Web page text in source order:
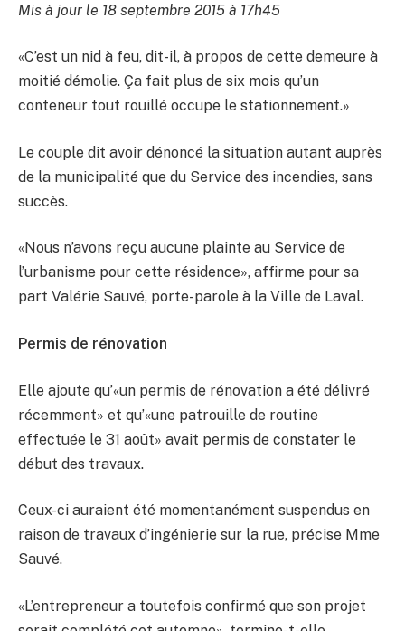
Mis à jour le 18 septembre 2015 à 17h45
«C’est un nid à feu, dit-il, à propos de cette demeure à
moitié démolie. Ça fait plus de six mois qu’un
conteneur tout rouillé occupe le stationnement.»
Le couple dit avoir dénoncé la situation autant auprès
de la municipalité que du Service des incendies, sans
succès.
«Nous n’avons reçu aucune plainte au Service de
l’urbanisme pour cette résidence», affirme pour sa
part Valérie Sauvé, porte-parole à la Ville de Laval.
Permis de rénovation
Elle ajoute qu’«un permis de rénovation a été délivré
récemment» et qu’«une patrouille de routine
effectuée le 31 août» avait permis de constater le
début des travaux.
Ceux-ci auraient été momentanément suspendus en
raison de travaux d’ingénierie sur la rue, précise Mme
Sauvé.
«L’entrepreneur a toutefois confirmé que son projet